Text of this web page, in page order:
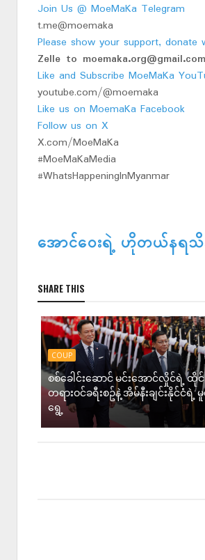
Join Us @ MoeMaKa Telegram
t.me@moemaka
Please show your support, donate
Zelle to
Like and Subscribe MoeMaKa
youtube.com/@moemaka
Like us on MoemaKa Facebook
Follow us on X
X.com/MoeMaKa
#MoeMaKaMedia
#WhatsHappeningInMyanmar
အောင်ဝေးရဲ့ ဟိုတယ်နရသိ
SHARE THIS
COUP
စစ်ခေါင်းဆောင် မင်းအောင်လှိုင်ရဲ့ ထိုင်
တရားဝင်ခရီးစဥ်နဲ့ အိမ်နီးချင်းနိုင်ငံရဲ့
ရွေ့